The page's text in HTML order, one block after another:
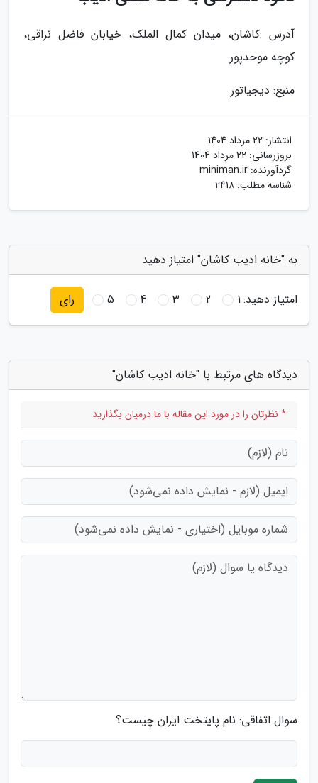
آدرس :کاشان، میدان کمال الملک، خیابان فاضل نراقی،
کوچه موحدپور
منبع: دیجیاتور
انتشار: 22 مرداد 1404
بروزرسانی: 22 مرداد 1404
گردآورنده: miniman.ir
شناسه مطلب: 2418
به "خانه ادیب کاشان" امتیاز دهید
امتیاز دهید:1
2
3
4
5 رای
دیدگاه های مرتبط با "خانه ادیب کاشان"
* نظرتان را در مورد این مقاله با ما درمیان بگذارید
سوال اتفاقی: نام پایتخت ایران چیست؟